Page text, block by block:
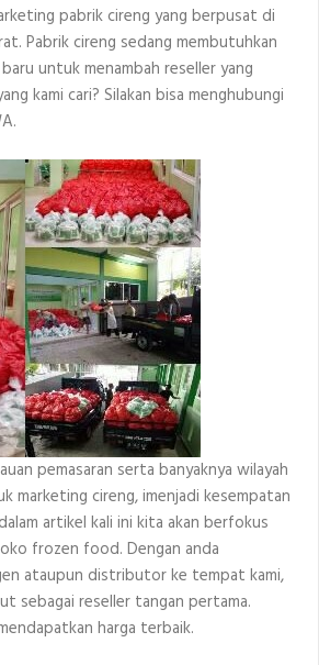
pabrik cireng yang berpusat di
Pabrik cireng sedang membutuhkan
untuk menambah reseller yang
kami cari? Silakan bisa menghubungi
pemasaran serta banyaknya wilayah
marketing cireng, imenjadi kesempatan
artikel kali ini kita akan berfokus
frozen food. Dengan anda
ataupun distributor ke tempat kami,
sebagai reseller tangan pertama.
harga terbaik.